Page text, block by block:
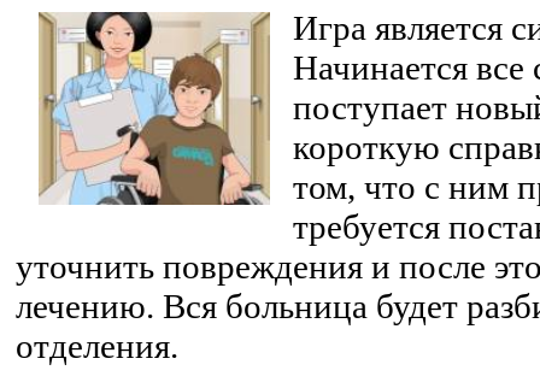
Игра является
Начинается все
поступает
короткую
том, что с ним
требуется
уточнить повреждения и после
лечению. Вся больница будет
отделения.